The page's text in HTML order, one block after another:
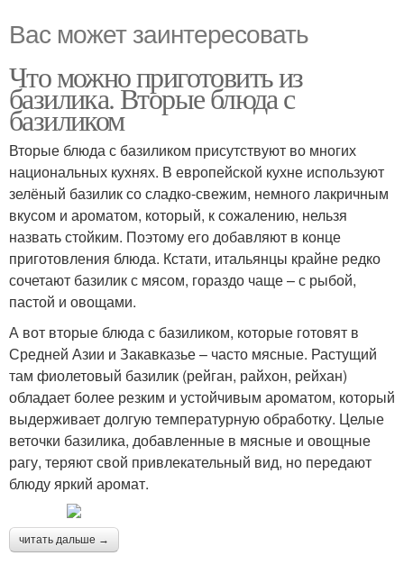
Вас может заинтересовать
Что можно приготовить из
базилика. Вторые блюда с
базиликом
Вторые блюда с базиликом присутствуют во многих
национальных кухнях. В европейской кухне используют
зелёный базилик со сладко-свежим, немного лакричным
вкусом и ароматом, который, к сожалению, нельзя
назвать стойким. Поэтому его добавляют в конце
приготовления блюда. Кстати, итальянцы крайне редко
сочетают базилик с мясом, гораздо чаще – с рыбой,
пастой и овощами.
А вот вторые блюда с базиликом, которые готовят в
Средней Азии и Закавказье – часто мясные. Растущий
там фиолетовый базилик (рейган, райхон, рейхан)
обладает более резким и устойчивым ароматом, который
выдерживает долгую температурную обработку. Целые
веточки базилика, добавленные в мясные и овощные
рагу, теряют свой привлекательный вид, но передают
блюду яркий аромат.
читать дальше →